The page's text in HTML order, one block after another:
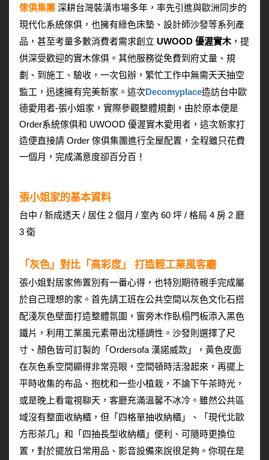
傢俱集團 深耕台灣裝潢市場多年，率先引進與歐洲同步的
現代化系統傢俱，也擁有綠色床墊、設計師沙發等系列產
品，甚至考量多數消費者需求創立 UWOOD 優渥實木，提
供深受歡迎的實木傢俱。其他服務從免費到府丈量、規
劃、到施工、驗收，一次包辦，繁忙工作中無需天天抽空
監工，迅速擁有完美新家。這次Decomyplace造訪台中歐
德愛用者-張小姐家，實際參觀整體規劃，由於原本便是
Order系統傢俱和 UWOOD 優渥實木愛用者，這次新家打
造便直接請 Order 傢俱集團進行全屋配置，全程雖只花費
一個月，完成滿意度卻百分百！
張小姐家的基本資料
台中 / 新成透天 / 居住 2 個月 / 室內 60 坪 / 格局 4 房 2 廳
3 衛
「灰色」對比「高彩度」 打造輕工業風客廳
張小姐對居家佈置別有一番心得，也特別期待親手完成屬
於自己理想的家。首先請工班在公共空間以灰色文化石搭
配淺灰色壁面打造整體氛圍，窗旁木作臥榻門板添入黑色
鐵片，利用工業風元素帶出沈穩調性。沙發則選擇了尺
寸、顏色皆可訂製的「Ordersofa 漢諾威款」，黃色皮面
在灰色系空間顯得非常亮眼，空間頓時活潑起來，再擺上
平時收集的布品、抱枕和一些小植栽，不論下午茶時光，
或是晚上看電視聊天，客廳充滿溫馨不冰冷。雖然公共區
域沒有整面收納櫃，但「四格單抽收納櫃」、「現代北歐
方形茶几」和「四抽長型收納櫃」便利、可隨時更換位
置，對於擺放日常用品、影音設備來說很足夠。你現在是